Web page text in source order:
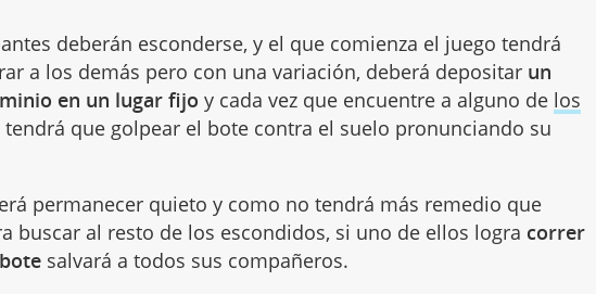
deberán esconderse, y el que comienza el juego tendrá
a los demás pero con una variación, deberá depositar un
en un lugar fijo y cada vez que encuentre a alguno de los
tendrá que golpear el bote contra el suelo pronunciando su
permanecer quieto y como no tendrá más remedio que
buscar al resto de los escondidos, si uno de ellos logra correr
salvará a todos sus compañeros.